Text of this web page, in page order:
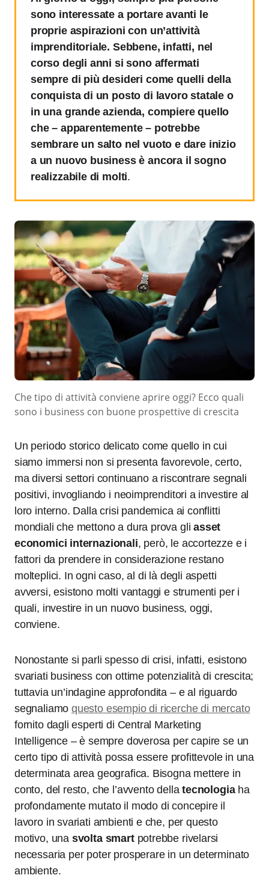
sono interessate a portare avanti le
proprie aspirazioni con un’attività
imprenditoriale. Sebbene, infatti, nel
corso degli anni si sono affermati
sempre di più desideri come quelli della
conquista di un posto di lavoro statale o
in una grande azienda, compiere quello
che – apparentemente – potrebbe
sembrare un salto nel vuoto e dare inizio
a un nuovo business è ancora il sogno
realizzabile di molti.
Che tipo di attività conviene aprire oggi? Ecco quali
sono i business con buone prospettive di crescita
Un periodo storico delicato come quello in cui
siamo immersi non si presenta favorevole, certo,
ma diversi settori continuano a riscontrare segnali
positivi, invogliando i neoimprenditori a investire al
loro interno. Dalla crisi pandemica ai conflitti
mondiali che mettono a dura prova gliasset
economici internazionali, però, le accortezze e i
fattori da prendere in considerazione restano
molteplici. In ogni caso, al di là degli aspetti
avversi, esistono molti vantaggi e strumenti per i
quali, investire in un nuovo business, oggi,
conviene.
Nonostante si parli spesso di crisi, infatti, esistono
svariati business con ottime potenzialità di crescita;
tuttavia un’indagine approfondita – e al riguardo
segnaliamoquesto esempio di ricerche di mercato
fornito dagli esperti di Central Marketing
Intelligence – è sempre doverosa per capire se un
certo tipo di attività possa essere profittevole in una
determinata area geografica. Bisogna mettere in
conto, del resto, che l’avvento dellatecnologiaha
profondamente mutato il modo di concepire il
lavoro in svariati ambienti e che, per questo
motivo, una svolta smartpotrebbe rivelarsi
necessaria per poter prosperare in un determinato
ambiente.